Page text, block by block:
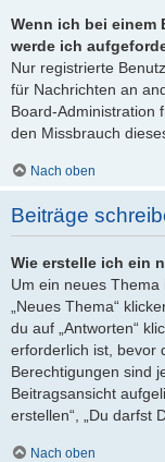
Wenn ich bei einem
werde ich
Nur registrierte
für Nachrichten an
Board-Administration
den Missbrauch
Nach oben
Beiträge
Wie erstelle ich ein
Um ein neues
„Neues Thema“
du auf „Antworten“
erforderlich ist, bevor
Berechtigungen sind
Beitragsansicht
erstellen“, „Du darfst
Nach oben